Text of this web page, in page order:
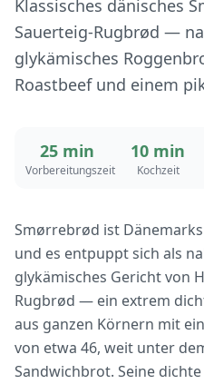
Klassisches dänisches
Sauerteig-Rugbrød —
glykämisches
Roastbeef und einem
25 min
Vorbereitungszeit
10 min
Kochzeit
Smørrebrød ist
und es entpuppt sich als
glykämisches Gericht von
Rugbrød — ein extrem
aus ganzen Körnern mit
von etwa 46, weit unter
Sandwichbrot. Seine